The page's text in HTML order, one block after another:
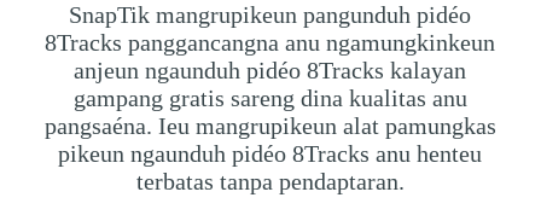
SnapTik mangrupikeun pangunduh pidéo
8Tracks panggancangna anu ngamungkinkeun
anjeun ngaunduh pidéo 8Tracks kalayan
gampang gratis sareng dina kualitas anu
pangsaéna. Ieu mangrupikeun alat pamungkas
pikeun ngaunduh pidéo 8Tracks anu henteu
terbatas tanpa pendaptaran.